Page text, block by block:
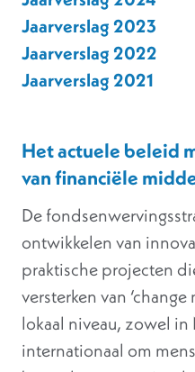
Jaarverslag 2023
Jaarverslag 2022
Jaarverslag 2021
Het actuele beleid
van financiële
De
ontwikkelen van
praktische projecten
versterken van
lokaal niveau, zowel
internationaal om